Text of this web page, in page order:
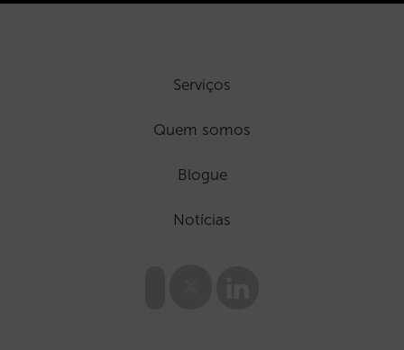
Serviços
Quem somos
Blogue
Notícias